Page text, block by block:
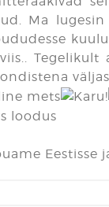
Ma
Tegelikult
Eestisse